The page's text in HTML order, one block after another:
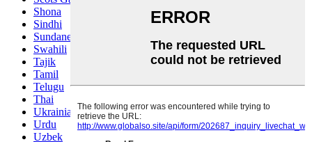
Shona
Sindhi
Sundanese
Swahili
Tajik
Tamil
Telugu
Thai
Ukrainian
Urdu
Uzbek